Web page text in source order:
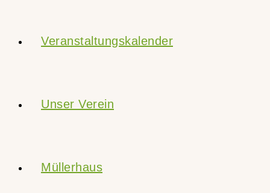
Veranstaltungskalender
Unser Verein
Müllerhaus